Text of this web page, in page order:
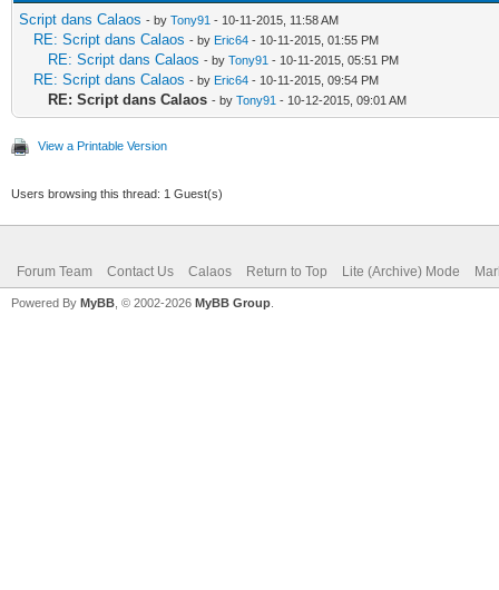
Script dans Calaos - by Tony91 - 10-11-2015, 11:58 AM
RE: Script dans Calaos - by Eric64 - 10-11-2015, 01:55 PM
RE: Script dans Calaos - by Tony91 - 10-11-2015, 05:51 PM
RE: Script dans Calaos - by Eric64 - 10-11-2015, 09:54 PM
RE: Script dans Calaos - by Tony91 - 10-12-2015, 09:01 AM
View a Printable Version
Users browsing this thread: 1 Guest(s)
Forum Team Contact Us Calaos Return to Top Lite (Archive) Mode
Powered By MyBB , © 2002-2026 MyBB Group